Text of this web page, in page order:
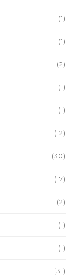
(1)
(1)
(2)
(1)
(1)
(12)
(30)
(17)
(2)
(1)
(1)
(31)